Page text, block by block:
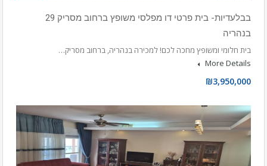
בבלעדיות- בית פרטי דו מפלסי משופץ ברחוב מסריק 29
בנהריה
בית חלומי ומשופץ מחכה לכם! למכירה בנהריה, ברחוב מסריק…
More Details
₪3,950,000